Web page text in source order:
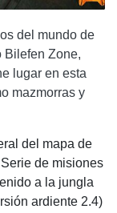
del mundo de
Bilefen Zone,
lugar en esta
mazmorras y
del mapa de
de misiones
a la jungla
ardiente 2.4)